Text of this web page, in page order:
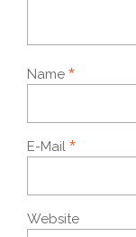
Name *
E-Mail *
Website